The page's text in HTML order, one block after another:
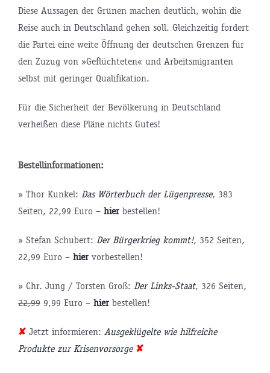
Diese Aussagen der Grünen machen deutlich, wohin die
Reise auch in Deutschland gehen soll. Gleichzeitig fordert
die Partei eine weite Öffnung der deutschen Grenzen für
den Zuzug von »Geflüchteten« und Arbeitsmigranten
selbst mit geringer Qualifikation.
Für die Sicherheit der Bevölkerung in Deutschland
verheißen diese Pläne nichts Gutes!
Bestellinformationen:
» Thor Kunkel: Das Wörterbuch der Lügenpresse, 383
Seiten, 22,99 Euro – hierbestellen!
» Stefan Schubert: Der Bürgerkrieg kommt!, 352 Seiten,
22,99 Euro – hiervorbestellen!
» Chr. Jung / Torsten Groß: Der Links-Staat, 326 Seiten,
22,999,99 Euro – hierbestellen!
✘ Jetzt informieren: Ausgeklügelte wie hilfreiche
Produkte zur Krisenvorsorge ✘